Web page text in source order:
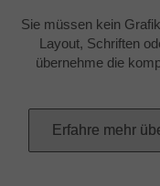
Sie müssen kein
Layout, Schriften
übernehme die
Erfahre mehr